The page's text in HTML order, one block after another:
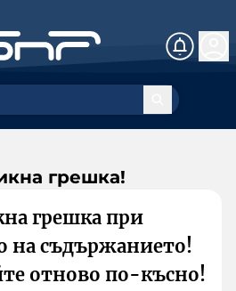
грешка!
грешка при
на съдържанието!
отново по-късно!